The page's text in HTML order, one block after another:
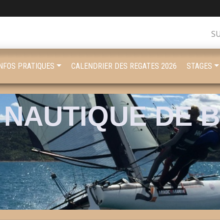
DE
PRATIQUES CALENDRIER DES REGATES 2026 STAGES